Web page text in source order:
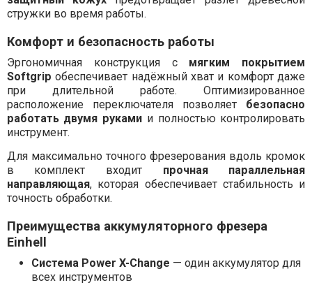
стружки во время работы.
Комфорт и безопасность работы
Эргономичная конструкция с мягким покрытием
Softgrip обеспечивает надёжный хват и комфорт даже
при длительной работе. Оптимизированное
расположение переключателя позволяет безопасно
работать двумя руками и полностью контролировать
инструмент.
Для максимально точного фрезерования вдоль кромок
в комплект входит прочная параллельная
направляющая, которая обеспечивает стабильность и
точность обработки.
Преимущества аккумуляторного фрезера
Einhell
Система Power X-Change — один аккумулятор для
всех инструментов